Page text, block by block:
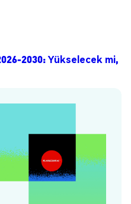
2030: Yükselecek mi,